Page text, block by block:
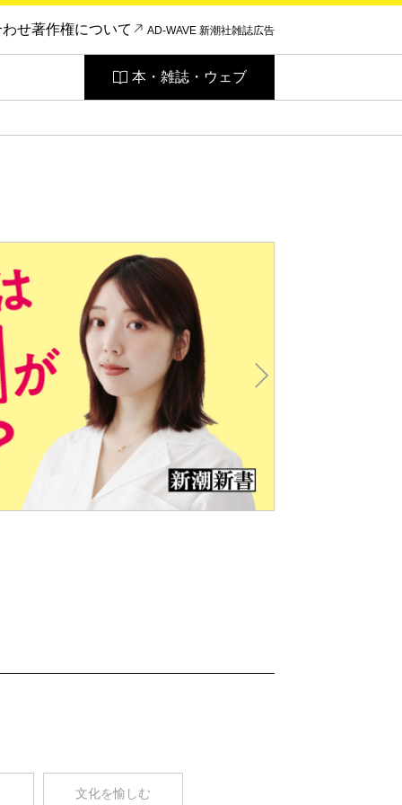
わせ著作権について AD-WAVE 新潮社雑誌広告
本・雑誌・ウェブ
文化を愉しむ